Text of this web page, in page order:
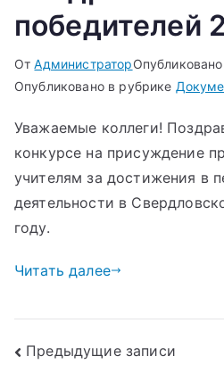
победителей
ОтАдминистраторОпубликовано
Опубликовано в рубрике
Уважаемые коллеги!
конкурсе на присуждение
учителям за достижения в
деятельности в
году.
Читать далее
Навигация
Предыдущие записи